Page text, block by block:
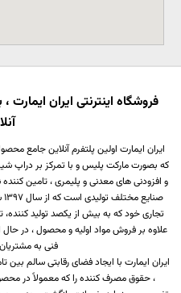
فروشگاه اینترنتی ایران
ایران ایمارت اولین پلتفرم آنلاین جامع
که بصورت مارکت پلیس و با تمرکز بر دراپ
و افزودنی های معدنی و پلیمری ، تامین
تجاری خود که به بیش از یکصد تولید کننده،
علاوه بر فروش مواد اولیه و محصول ، در
فنی به
ایران ایمارت با ایجاد فضای رقابتی سالم
، حقوق مصرف کننده را که معمولاً در